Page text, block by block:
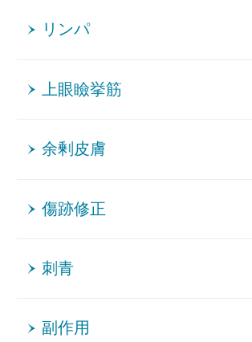
リンパ
上眼瞼挙筋
余剰皮膚
傷跡修正
刺青
副作用